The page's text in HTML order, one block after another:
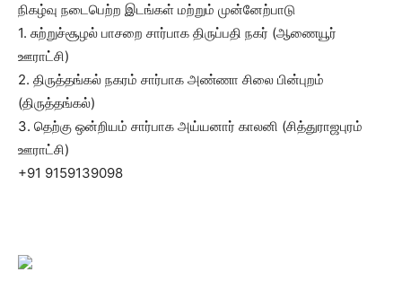
நிகழ்வு நடைபெற்ற இடங்கள் மற்றும் முன்னேற்பாடு
1. சுற்றுச்சூழல் பாசறை சார்பாக திருப்பதி நகர் (ஆணையூர்
ஊராட்சி)
2. திருத்தங்கல் நகரம் சார்பாக அண்ணா சிலை பின்புறம்
(திருத்தங்கல்)
3. தெற்கு ஒன்றியம் சார்பாக அய்யனார் காலனி (சித்துராஜபுரம்
ஊராட்சி)
+91 9159139098